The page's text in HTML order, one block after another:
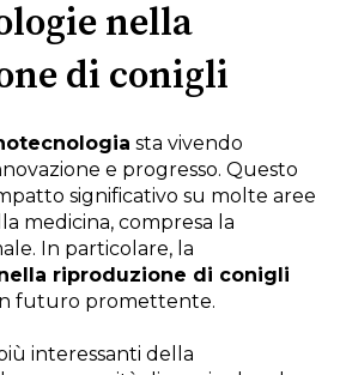
nella
di conigli
sta vivendo
e progresso. Questo
significativo su molte aree
medicina, compresa la
In particolare, la
riproduzione di conigli
futuro promettente.
interessanti della